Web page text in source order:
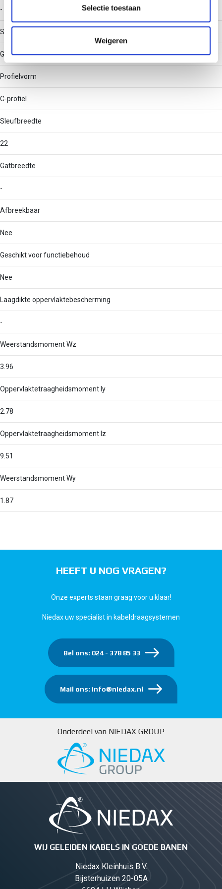
partners kunnen deze gegevens combineren met andere
informatie die u aan ze heeft verstrekt of die ze hebben
verzameld op basis van uw gebruik van hun services.
Selectie toestaan
Weigeren
-
Soort perforatie
Geen
Profielvorm
C-profiel
Sleufbreedte
22
Gatbreedte
-
Afbreekbaar
Nee
Geschikt voor functiebehoud
Nee
Laagdikte oppervlaktebescherming
-
Weerstandsmoment Wz
3.96
Oppervlaktetraagheidsmoment Iy
2.78
Oppervlaktetraagheidsmoment Iz
9.51
Weerstandsmoment Wy
1.87
HEEFT U NOG VRAGEN?
Onze experts staan graag voor u klaar!
Niedax uw specialist in kabeldraagsystemen
Bel ons: 024 - 378 85 33
Mail ons: info@niedax.nl
Onderdeel van NIEDAX GROUP
WIJ GELEIDEN KABELS IN GOEDE BANEN
Niedax Kleinhuis B.V.
Bijsterhuizen 20-05A